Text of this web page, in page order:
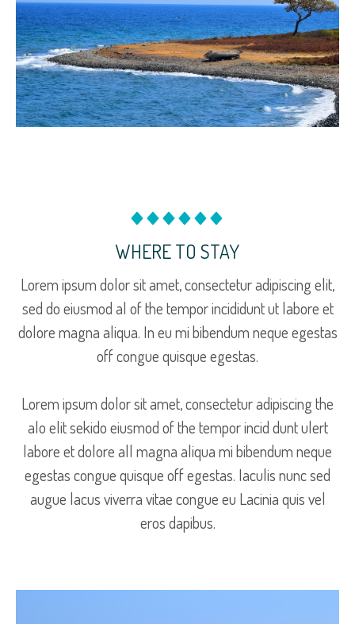
WHERE TO STAY
Lorem ipsum dolor sit amet, consectetur adipiscing elit,
sed do eiusmod al of the tempor incididunt ut labore et
dolore magna aliqua. In eu mi bibendum neque egestas
off congue quisque egestas.
Lorem ipsum dolor sit amet, consectetur adipiscing the
alo elit sekido eiusmod of the tempor incid dunt ulert
labore et dolore all magna aliqua mi bibendum neque
egestas congue quisque off egestas. Iaculis nunc sed
augue lacus viverra vitae congue eu Lacinia quis vel
eros dapibus.